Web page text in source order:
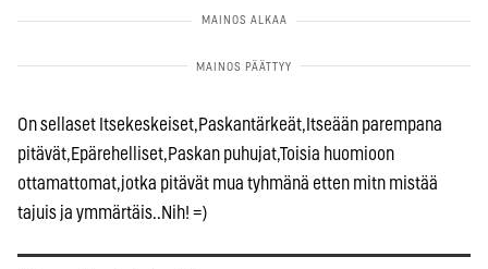
On sellaset Itsekeskeiset,Paskantärkeät,Itseään parempana
pitävät,Epärehelliset,Paskan puhujat,Toisia huomioon
ottamattomat,jotka pitävät mua tyhmänä etten mitn mistää
tajuis ja ymmärtäis..Nih! =)